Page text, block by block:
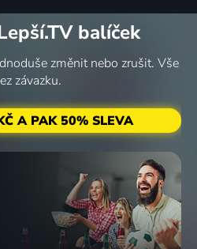
balíček
změnit nebo zrušit. Vše
závazku.
A PAK 50% SLEVA